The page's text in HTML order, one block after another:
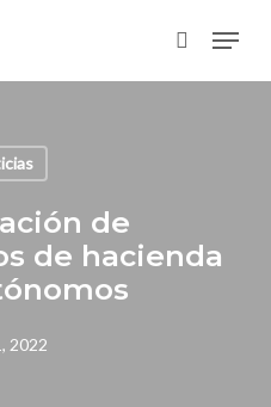
search
Menu
de
de hacienda
2022